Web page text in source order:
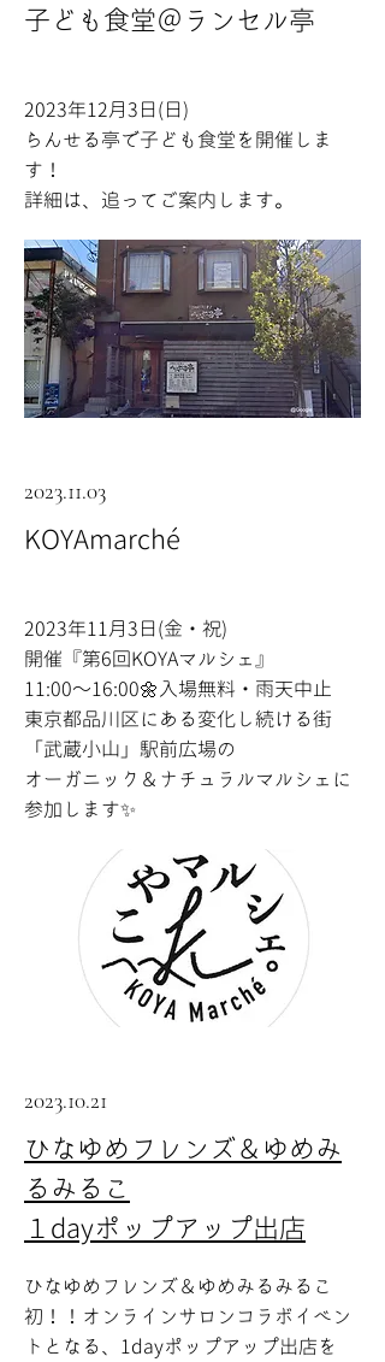
子ども食堂＠ランセル亭
2023年12月3日(日)
らんせる亭で子ども食堂を開催しま
す！
​詳細は、追ってご案内します。
2023.11.03
KOYAmarché
2023年11月3日(金・祝)
開催『第6回KOYAマルシェ』
11:00〜16:00🌼入場無料・雨天中止
東京都品川区にある変化し続ける街
「武蔵小山」駅前広場の
オーガニック＆ナチュラルマルシェに
参加します✨
2023.10.21
ひなゆめフレンズ＆ゆめみ
るみるこ
１dayポップアップ出店
ひなゆめフレンズ＆ゆめみるみるこ
初！！オンラインサロンコラボイベン
トとなる、1dayポップアップ出店を